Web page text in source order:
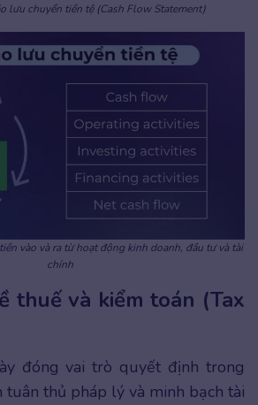
lưu chuyển tiền tệ (Cash Flow Statement)
vào và ra từ hoạt động kinh doanh, đầu tư và tài
chính
thuế và kiểm toán (Tax
đóng vai trò quyết định trong
tuân thủ pháp lý và minh bạch tài